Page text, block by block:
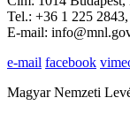
Tel.: +36 1 225
E-mail:
e-mail facebook
Magyar Nemzeti